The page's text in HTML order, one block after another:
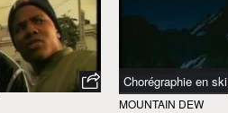
Chorégraphie en ski
MOUNTAIN DEW